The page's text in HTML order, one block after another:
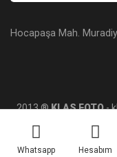
Whatsapp Hesabım
Hocapaşa Mah.
2013 ®KLAS FOTO-